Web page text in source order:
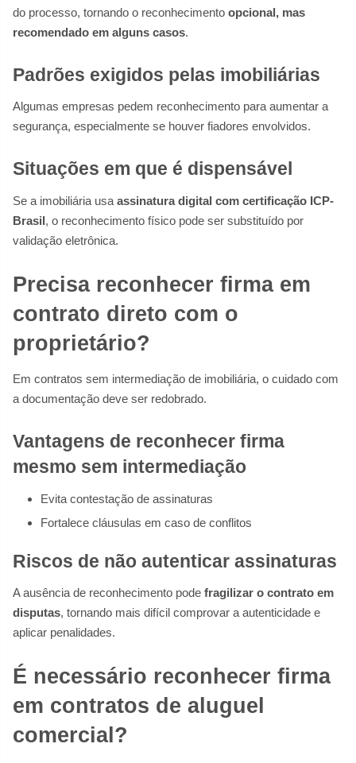
do processo, tornando o reconhecimento opcional, mas
recomendado em alguns casos.
Padrões exigidos pelas imobiliárias
Algumas empresas pedem reconhecimento para aumentar a
segurança, especialmente se houver fiadores envolvidos.
Situações em que é dispensável
Se a imobiliária usa assinatura digital com certificação ICP-
Brasil, o reconhecimento físico pode ser substituído por
validação eletrônica.
Precisa reconhecer firma em
contrato direto com o
proprietário?
Em contratos sem intermediação de imobiliária, o cuidado com
a documentação deve ser redobrado.
Vantagens de reconhecer firma
mesmo sem intermediação
Evita contestação de assinaturas
Fortalece cláusulas em caso de conflitos
Riscos de não autenticar assinaturas
A ausência de reconhecimento pode fragilizar o contrato em
disputas, tornando mais difícil comprovar a autenticidade e
aplicar penalidades.
É necessário reconhecer firma
em contratos de aluguel
comercial?